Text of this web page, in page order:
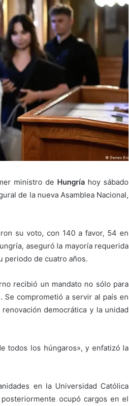
ministro de Hungría hoy sábado
de la nueva Asamblea Nacional,
su voto, con 140 a favor, 54 en
aseguró la mayoría requerida
periodo de cuatro años.
recibió un mandato no sólo para
Se comprometió a servir al país en
democrática y la unidad
todos los húngaros», y enfatizó la
en la Universidad Católica
ocupó cargos en el